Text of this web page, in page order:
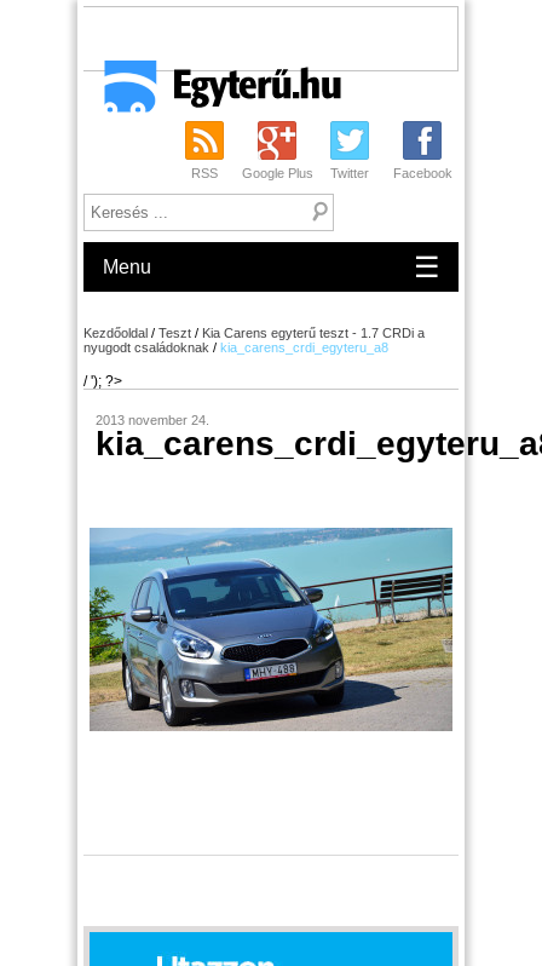
RSS Google Plus Twitter Facebook
Menu ☰
Kezdőoldal / Teszt / Kia Carens egyterű teszt - 1.7 CRDi a
nyugodt családoknak / kia_carens_crdi_egyteru_a8
/ '); ?>
2013 november 24.